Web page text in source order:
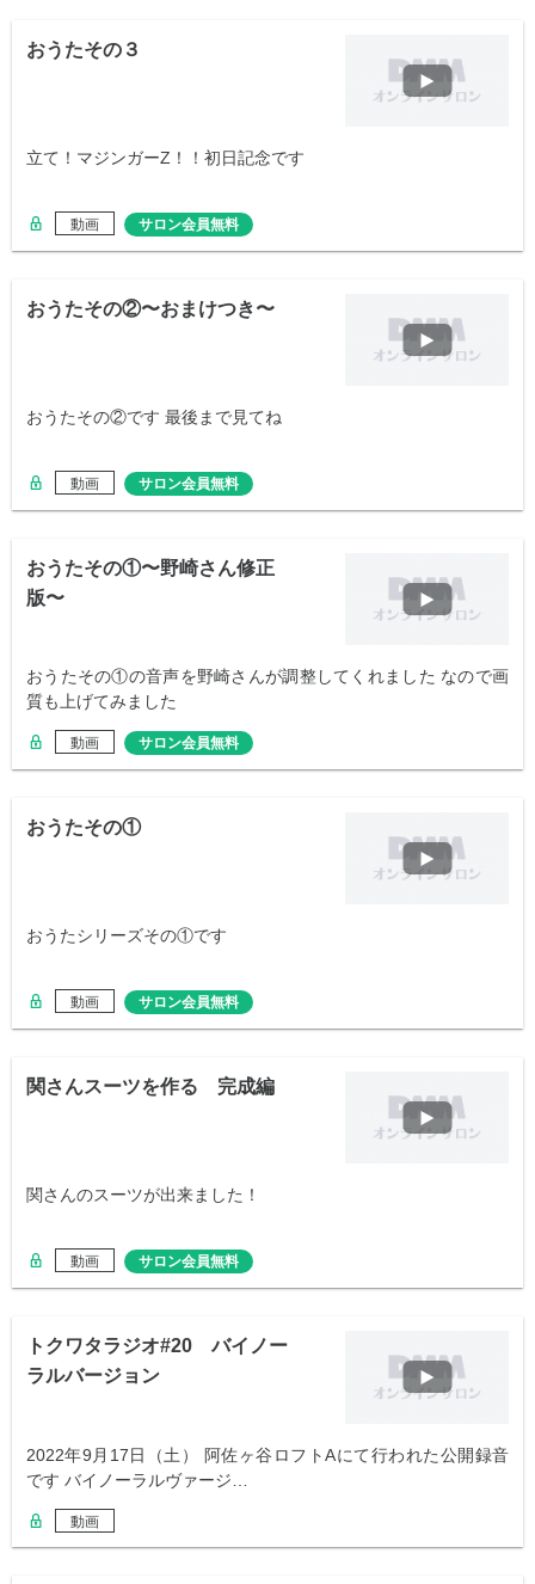
おうたその３
立て！マジンガーZ！！初日記念です
動画 サロン会員無料
おうたその②〜おまけつき〜
おうたその②です 最後まで見てね
動画 サロン会員無料
おうたその①〜野崎さん修正
版〜
おうたその①の音声を野崎さんが調整してくれました なので画
質も上げてみました
動画 サロン会員無料
おうたその①
おうたシリーズその①です
動画 サロン会員無料
関さんスーツを作る 完成編
関さんのスーツが出来ました！
動画 サロン会員無料
トクワタラジオ#20 バイノー
ラルバージョン
2022年9月17日（土） 阿佐ヶ谷ロフトAにて行われた公開録音
です バイノーラルヴァージ…
動画